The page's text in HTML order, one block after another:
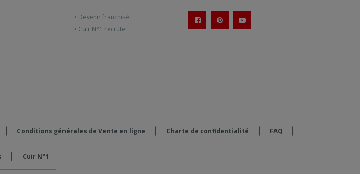
> Devenir franchisé
> Cuir N°1 recrute
Conditions générales de Vente en ligne Charte de confidentialité FAQ
Cuir N°1